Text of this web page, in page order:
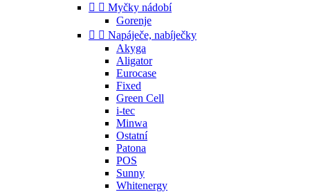
  Myčky nádobí
Gorenje
  Napáječe, nabíječky
Akyga
Aligator
Eurocase
Fixed
Green Cell
i-tec
Minwa
Ostatní
Patona
POS
Sunny
Whitenergy